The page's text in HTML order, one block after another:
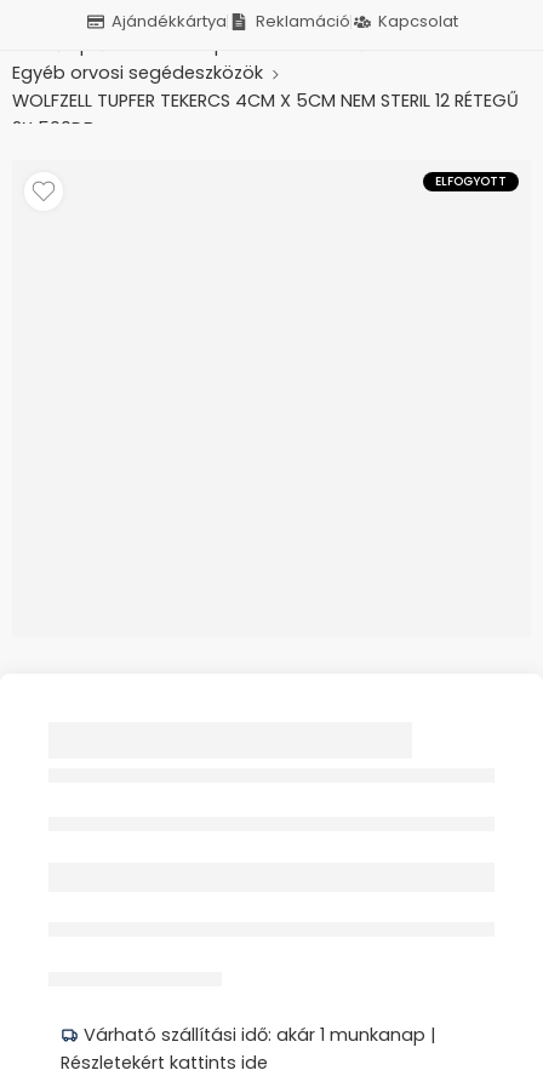
Ajándékkártya Reklamáció Kapcsolat
Kezdőlap
Orvosi és ápolási eszközök
Egyéb orvosi segédeszközök
WOLFZELL TUPFER TEKERCS 4CM X 5CM NEM STERIL 12 RÉTEGŰ
2X 500DB
ELFOGYOTT
Várható szállítási idő: akár 1 munkanap |
Részletekért kattints ide